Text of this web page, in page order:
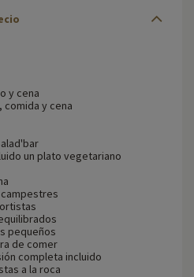
y cena
comida y cena
un plato vegetariano
pequeños
de comer
completa incluido
a la roca